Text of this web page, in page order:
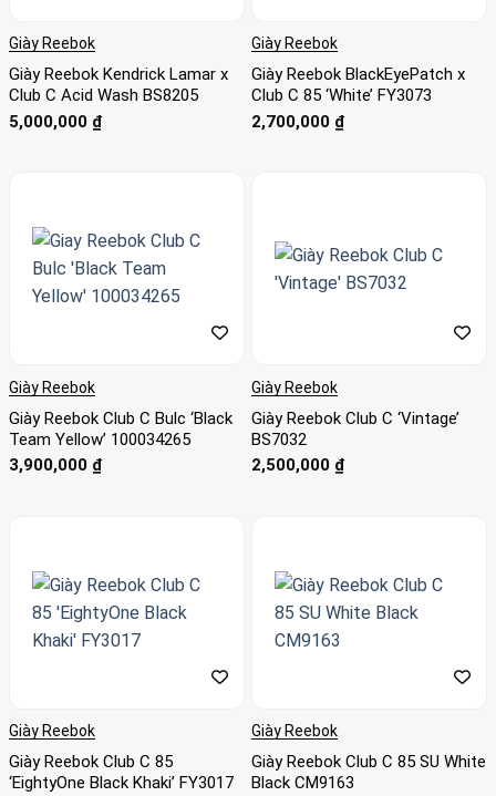
Giày Reebok
Giày Reebok Kendrick Lamar x
Club C Acid Wash BS8205
5,000,000 ₫
Giày Reebok
Giày Reebok BlackEyePatch x
Club C 85 ‘White’ FY3073
2,700,000 ₫
Giày Reebok
Giày Reebok Club C Bulc ‘Black
Team Yellow’ 100034265
3,900,000 ₫
Giày Reebok
Giày Reebok Club C ‘Vintage’
BS7032
2,500,000 ₫
Giày Reebok
Giày Reebok Club C 85
‘EightyOne Black Khaki’ FY3017
Giày Reebok
Giày Reebok Club C 85 SU White
Black CM9163